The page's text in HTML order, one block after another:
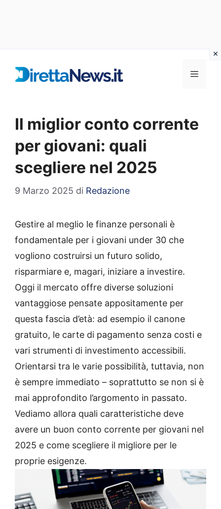
Menu
Il miglior conto corrente
per giovani: quali
scegliere nel 2025
9 Marzo 2025 di Redazione
Gestire al meglio le finanze personali è
fondamentale per i giovani under 30 che
vogliono costruirsi un futuro solido,
risparmiare e, magari, iniziare a investire.
Oggi il mercato offre diverse soluzioni
vantaggiose pensate appositamente per
questa fascia d’età: ad esempio il canone
gratuito, le carte di pagamento senza costi e
vari strumenti di investimento accessibili.
Orientarsi tra le varie possibilità, tuttavia, non
è sempre immediato – soprattutto se non si è
mai approfondito l’argomento in passato.
Vediamo allora quali caratteristiche deve
avere un buon conto corrente per giovani nel
2025 e come scegliere il migliore per le
proprie esigenze.